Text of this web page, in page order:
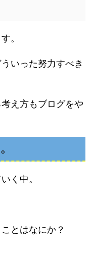
。
いった努力すべき
え方もブログをや
く中。
とはなにか？